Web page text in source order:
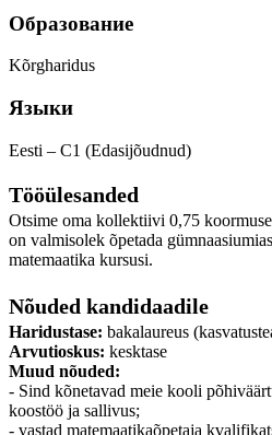
Образование
Kõrgharidus
Языки
Eesti – C1 (Edasijõudnud)
Tööülesanded
Otsime oma kollektiivi 0,75
on valmisolek õpetada
matemaatika kursusi.
Nõuded kandidaadile
Haridustase: bakalaureus
Arvutioskus: kesktase
Muud nõuded:
- Sind kõnetavad meie kooli
koostöö ja sallivus;
- vastad matemaatikaõpetaja